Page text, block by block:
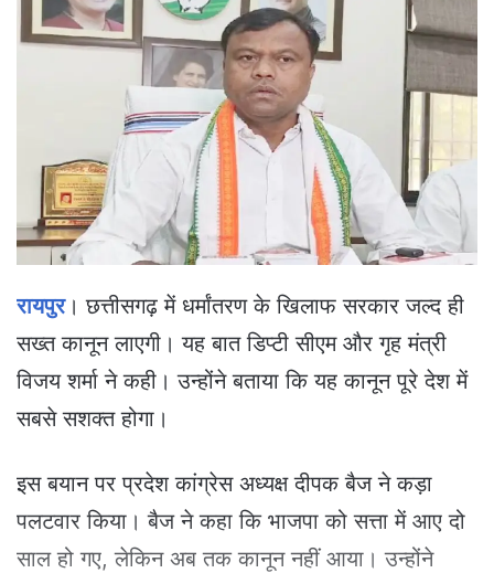
n
n
e
m
रायपुर। छत्तीसगढ़ में धर्मांतरण के खिलाफ सरकार जल्द ही
सख्त कानून लाएगी। यह बात डिप्टी सीएम और गृह मंत्री
विजय शर्मा ने कही। उन्होंने बताया कि यह कानून पूरे देश में
सबसे सशक्त होगा।
इस बयान पर प्रदेश कांग्रेस अध्यक्ष दीपक बैज ने कड़ा
पलटवार किया। बैज ने कहा कि भाजपा को सत्ता में आए दो
साल हो गए, लेकिन अब तक कानून नहीं आया। उन्होंने